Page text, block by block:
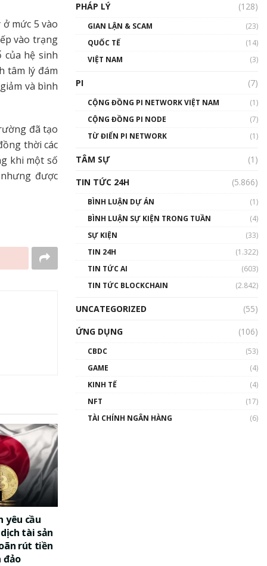
mức 5 vào
vào trạng
hệ sinh
tâm lý đám
và bình
đã tạo
thời các
khi một số
được
yêu cầu
tài sản
rút tiền
đảo
01:32:59
Talkshow17: Mùa đông
Crypto – Chiếc khăn gió ấm
01:49:30
Talkshow 14: MemeCoin –
PHÁP LÝ
(128)
GIAN LẬN & SCAM
(23)
QUỐC TẾ
(14)
VIỆT NAM
(3)
PI (7)
CỘNG ĐỒNG PI NETWORK VIỆT NAM
(1)
CỘNG ĐỒNG PI NODE
(7)
TỪ ĐIỂN PI NETWORK
(1)
TÂM SỰ
(1)
TIN TỨC 24H
(5.866)
BÌNH LUẬN DỰ ÁN
(1)
BÌNH LUẬN SỰ KIỆN TRONG TUẦN
(4)
SỰ KIỆN
(33)
TIN 24H
(1.322)
TIN TỨC AI
(603)
TIN TỨC BLOCKCHAIN
(2.842)
UNCATEGORIZED
(55)
ỨNG DỤNG
(106)
CBDC
(53)
GAME
(4)
KINH TẾ
(4)
NFT
(17)
TÀI CHÍNH NGÂN HÀNG
(6)